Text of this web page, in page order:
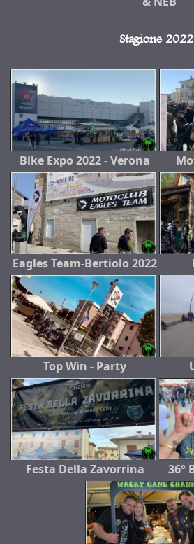
Stagione 2022
Bike Expo 2022 - Verona
Eagles Team-Bertiolo 2022
Top Win - Party
Festa Della Zavorrina 36°